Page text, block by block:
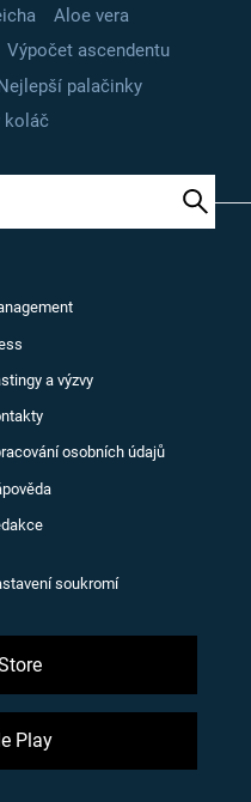
Aloe vera
Výpočet ascendentu
palačinky
koláč
a výzvy
osobních údajů
soukromí
Play